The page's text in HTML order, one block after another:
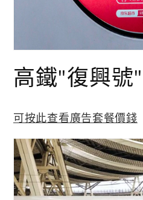
動
視
中
開
多
媒
體
檔
案
高鐵"復興號
可按此查看廣告套餐價錢